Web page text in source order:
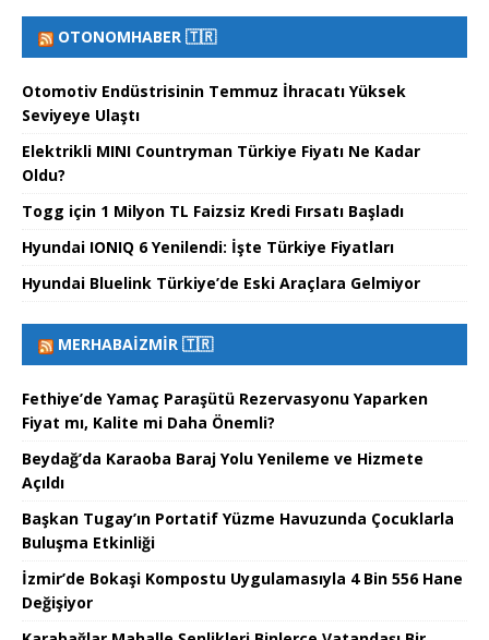
OTONOMHABER 🇹🇷
Otomotiv Endüstrisinin Temmuz İhracatı Yüksek
Seviyeye Ulaştı
Elektrikli MINI Countryman Türkiye Fiyatı Ne Kadar
Oldu?
Togg için 1 Milyon TL Faizsiz Kredi Fırsatı Başladı
Hyundai IONIQ 6 Yenilendi: İşte Türkiye Fiyatları
Hyundai Bluelink Türkiye’de Eski Araçlara Gelmiyor
MERHABAİZMIR 🇹🇷
Fethiye’de Yamaç Paraşütü Rezervasyonu Yaparken
Fiyat mı, Kalite mi Daha Önemli?
Beydağ’da Karaoba Baraj Yolu Yenileme ve Hizmete
Açıldı
Başkan Tugay’ın Portatif Yüzme Havuzunda Çocuklarla
Buluşma Etkinliği
İzmir’de Bokaşi Kompostu Uygulamasıyla 4 Bin 556 Hane
Değişiyor